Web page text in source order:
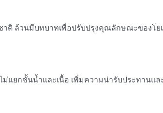
าติ ล้วนมีบทบาทเพื่อปรับปรุงคุณลักษณะของโย
ม่แยกชั้นน้ำและเนื้อ เพิ่มความน่ารับประทานแ